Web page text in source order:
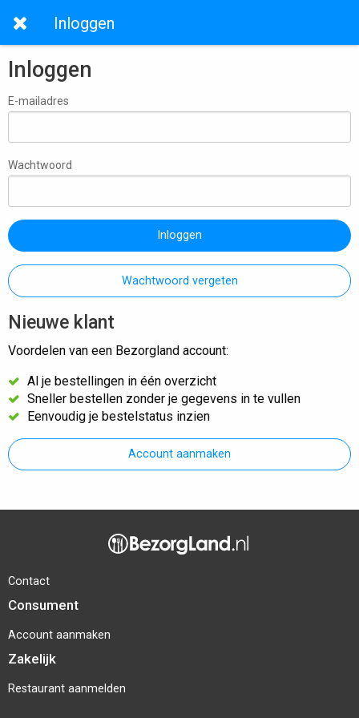
Inloggen
Inloggen
E-mailadres
Wachtwoord
Inloggen
Wachtwoord vergeten
Nieuwe klant
Voordelen van een Bezorgland account:
Al je bestellingen in één overzicht
Sneller bestellen zonder je gegevens in te vullen
Eenvoudig je bestelstatus inzien
Account aanmaken
Contact
Consument
Account aanmaken
Zakelijk
Restaurant aanmelden